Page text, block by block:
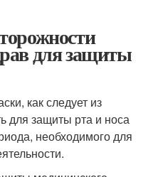
для защиты
как следует из
для защиты рта и носа
необходимого для